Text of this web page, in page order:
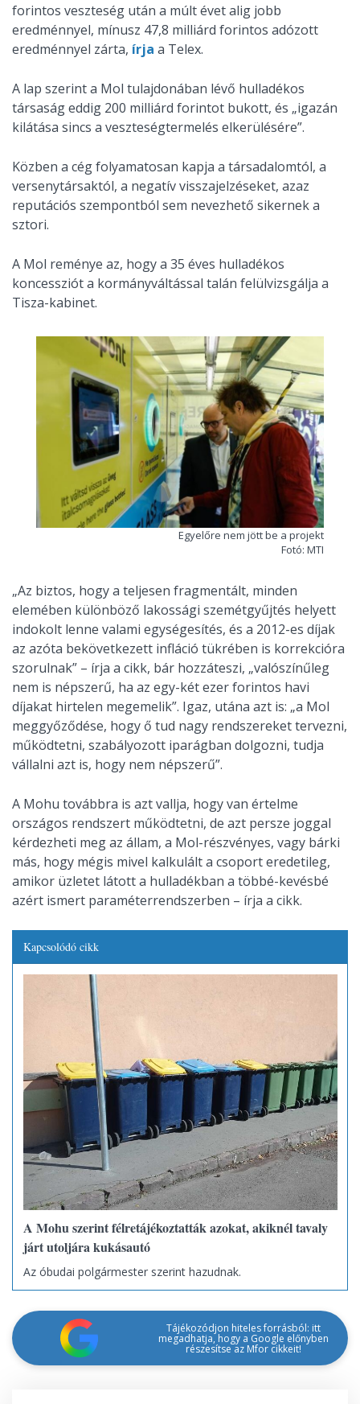
forintos veszteség után a múlt évet alig jobb
eredménnyel, mínusz 47,8 milliárd forintos adózott
eredménnyel zárta, írja a Telex.
A lap szerint a Mol tulajdonában lévő hulladékos
társaság eddig 200 milliárd forintot bukott, és „igazán
kilátása sincs a veszteségtermelés elkerülésére”.
Közben a cég folyamatosan kapja a társadalomtól, a
versenytársaktól, a negatív visszajelzéseket, azaz
reputációs szempontból sem nevezhető sikernek a
sztori.
A Mol reménye az, hogy a 35 éves hulladékos
koncessziót a kormányváltással talán felülvizsgálja a
Tisza-kabinet.
Egyelőre nem jött be a projekt
Fotó: MTI
„Az biztos, hogy a teljesen fragmentált, minden
elemében különböző lakossági szemétgyűjtés helyett
indokolt lenne valami egységesítés, és a 2012-es díjak
az azóta bekövetkezett infláció tükrében is korrekcióra
szorulnak” – írja a cikk, bár hozzáteszi, „valószínűleg
nem is népszerű, ha az egy-két ezer forintos havi
díjakat hirtelen megemelik”. Igaz, utána azt is: „a Mol
meggyőződése, hogy ő tud nagy rendszereket tervezni,
működtetni, szabályozott iparágban dolgozni, tudja
vállalni azt is, hogy nem népszerű”.
A Mohu továbbra is azt vallja, hogy van értelme
országos rendszert működtetni, de azt persze joggal
kérdezheti meg az állam, a Mol-részvényes, vagy bárki
más, hogy mégis mivel kalkulált a csoport eredetileg,
amikor üzletet látott a hulladékban a többé-kevésbé
azért ismert paraméterrendszerben – írja a cikk.
Kapcsolódó cikk
A Mohu szerint félretájékoztatták azokat, akiknél tavaly
járt utoljára kukásautó
Az óbudai polgármester szerint hazudnak.
Tájékozódjon hiteles forrásból: itt
megadhatja, hogy a Google előnyben
részesítse az Mfor cikkeit!